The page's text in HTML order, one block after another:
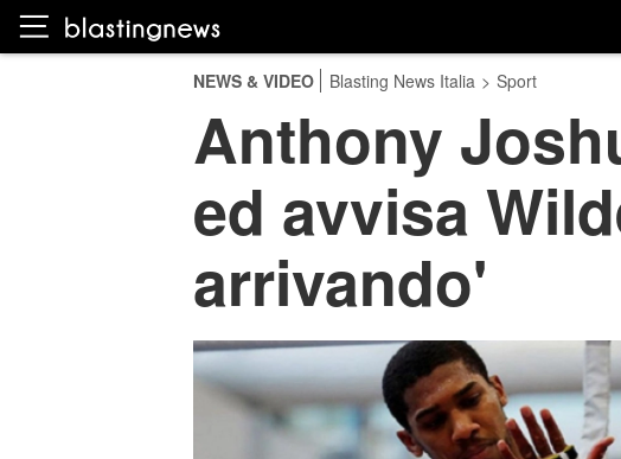
NEWS & VIDEO Blasting News Italia > Sport
Anthony
ed avvisa
arrivando'